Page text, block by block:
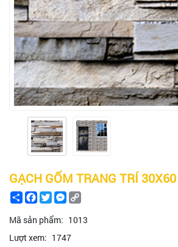
GẠCH GỐM TRANG TRÍ
ShareFacebook
TwitterMessenger
Mã sản phẩm: 1013
Lượt xem: 1747